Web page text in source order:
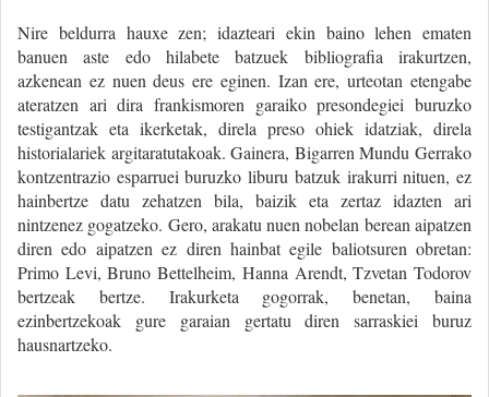
Nire beldurra hauxe zen; idazteari ekin baino lehen ematen
banuen aste edo hilabete batzuek bibliografia irakurtzen,
azkenean ez nuen deus ere eginen. Izan ere, urteotan etengabe
ateratzen ari dira frankismoren garaiko presondegiei buruzko
testigantzak eta ikerketak, direla preso ohiek idatziak, direla
historialariek argitaratutakoak. Gainera, Bigarren Mundu Gerrako
kontzentrazio esparruei buruzko liburu batzuk irakurri nituen, ez
hainbertze datu zehatzen bila, baizik eta zertaz idazten ari
nintzenez gogatzeko. Gero, arakatu nuen nobelan berean aipatzen
diren edo aipatzen ez diren hainbat egile baliotsuren obretan:
Primo Levi, Bruno Bettelheim, Hanna Arendt, Tzvetan Todorov
bertzeak bertze. Irakurketa gogorrak, benetan, baina
ezinbertzekoak gure garaian gertatu diren sarraskiei buruz
hausnartzeko.